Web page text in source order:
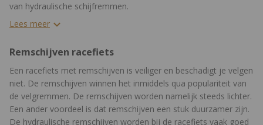
van hydraulische schijfremmen.
Lees meer
Remschijven racefiets
Een racefiets met remschijven is veiliger en beschadigt je velgen
niet. De remschijven winnen het inmiddels qua populariteit van
de velgremmen. De remschijven worden namelijk steeds lichter.
Een ander voordeel is dat remschijven een stuk duurzamer zijn.
De hydraulische remschijven worden bij de racefiets vaak goed